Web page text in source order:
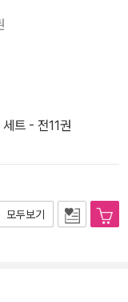
트 - 전11권
모두보기